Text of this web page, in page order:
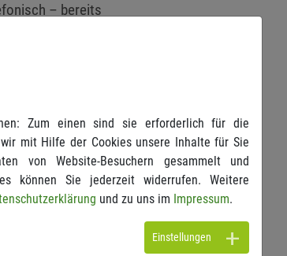
– bereits
telefonisch oder
zur
des
medizinischer
eine
kann die Ziffer
im
können
Video erbracht
Zum einen sind sie erforderlich für die
mit Hilfe der Cookies unsere Inhalte für Sie
von Website-Besuchern gesammelt und
können Sie jederzeit widerrufen. Weitere
und zu uns im Impressum.
Einstellungen